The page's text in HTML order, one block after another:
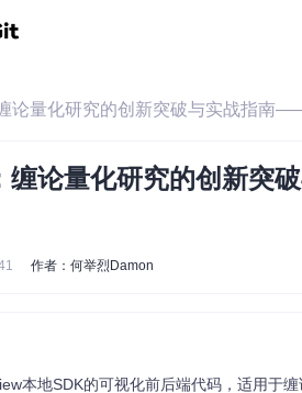
论量化研究的创新突破与实战指南
缠论量化研究的创新突
作者：何举烈Damon